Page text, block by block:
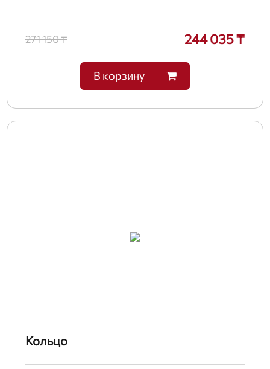
271 150 ₸ 244 035 ₸
В корзину
Кольцо